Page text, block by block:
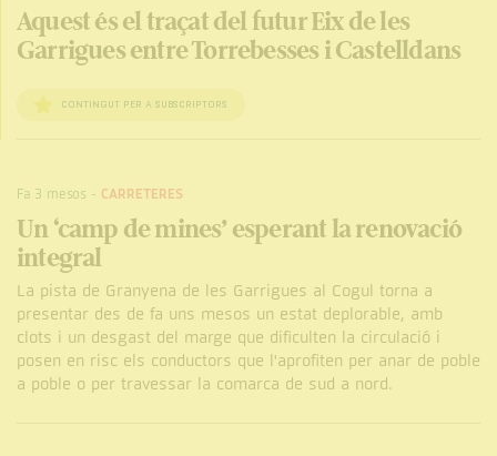
Aquest és el traçat del futur Eix de les
Garrigues entre Torrebesses i Castelldans
CONTINGUT PER A SUBSCRIPTORS
Fa 3 mesos - CARRETERES
Un ‘camp de mines’ esperant la renovació
integral
La pista de Granyena de les Garrigues al Cogul torna a
presentar des de fa uns mesos un estat deplorable, amb
clots i un desgast del marge que dificulten la circulació i
posen en risc els conductors que l'aprofiten per anar de poble
a poble o per travessar la comarca de sud a nord.